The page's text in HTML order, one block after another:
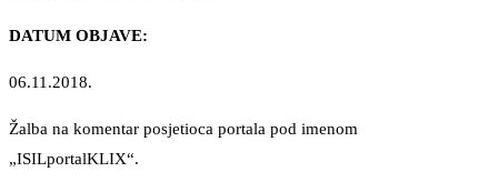
DATUM OBJAVE:
06.11.2018.
Žalba na komentar posjetioca portala pod imenom
„ISILportalKLIX“.